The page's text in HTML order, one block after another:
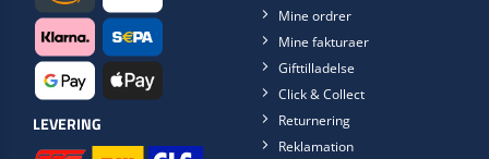
LEVERING
Mine ordrer
Mine fakturaer
Gifttilladelse
Click & Collect
Returnering
Reklamation